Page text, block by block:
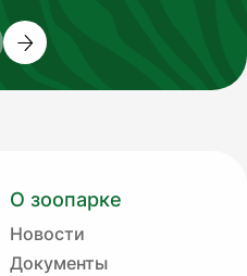
О зоопарке
Новости
Документы